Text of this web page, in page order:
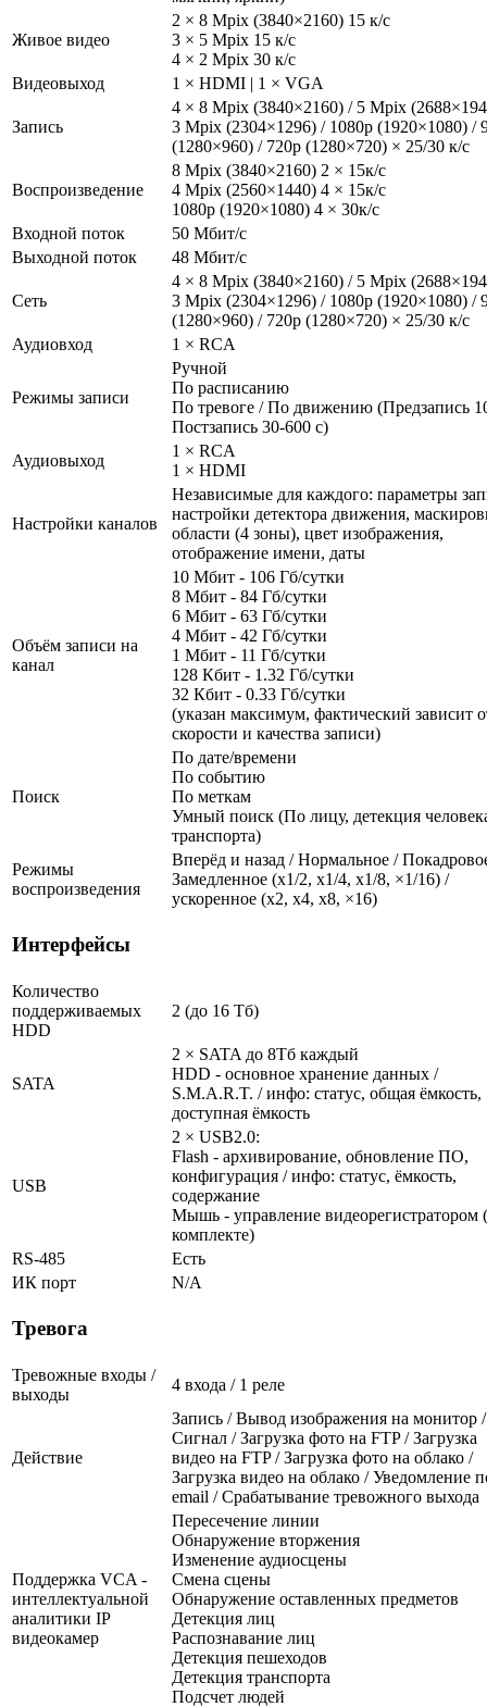
Живое видео
2 × 8 Mpix (3840×2160) 15 к/с
3 × 5 Mpix 15 к/с
4 × 2 Mpix 30 к/с
Видеовыход
1 × HDMI | 1 × VGA
Запись
4 × 8 Mpix (3840×2160) / 5 Mpix
3 Mpix (2304×1296) / 1080p (1920×1080) /
(1280×960) / 720p (1280×720) × 25/30 к/с
Воспроизведение
8 Mpix (3840×2160) 2 × 15к/с
4 Mpix (2560×1440) 4 × 15к/с
1080р (1920×1080) 4 × 30к/с
Входной поток
50 Мбит/с
Выходной поток
48 Мбит/с
Сеть
4 × 8 Mpix (3840×2160) / 5 Mpix
3 Mpix (2304×1296) / 1080p (1920×1080) /
(1280×960) / 720p (1280×720) × 25/30 к/с
Аудиовход
1 × RCA
Режимы записи
Ручной
По расписанию
По тревоге / По движению (Предзапись
Постзапись 30-600 с)
Аудиовыход
1 × RCA
1 × HDMI
Настройки каналов
Независимые для каждого: параметры
настройки детектора движения,
области (4 зоны), цвет изображения,
отображение имени, даты
Объём записи на
канал
10 Мбит - 106 Гб/сутки
8 Мбит - 84 Гб/сутки
6 Мбит - 63 Гб/сутки
4 Мбит - 42 Гб/сутки
1 Мбит - 11 Гб/сутки
128 Кбит - 1.32 Гб/сутки
32 Кбит - 0.33 Гб/сутки
(указан максимум, фактический зависит
скорости и качества записи)
Поиск
По дате/времени
По событию
По меткам
Умный поиск (По лицу, детекция
транспорта)
Режимы
воспроизведения
Вперёд и назад / Нормальное /
Замедленное (х1/2, х1/4, х1/8, ×1/16) /
ускоренное (х2, х4, х8, ×16)
Интерфейсы
Количество
поддерживаемых
HDD
2 (до 16 Тб)
SATA
2 × SATA до 8Тб каждый
HDD - основное хранение данных /
S.M.A.R.T. / инфо: статус, общая ёмкость,
доступная ёмкость
USB
2 × USB2.0:
Flash - архивирование, обновление ПО,
конфигурация / инфо: статус, ёмкость,
содержание
Мышь - управление видеорегистратором
комплекте)
RS-485
Есть
ИК порт
N/A
Тревога
Тревожные входы /
выходы
4 входа / 1 реле
Действие
Запись / Вывод изображения на монитор /
Сигнал / Загрузка фото на FTP / Загрузка
видео на FTP / Загрузка фото на облако /
Загрузка видео на облако / Уведомление
email / Срабатывание тревожного выхода
Поддержка VCA -
интеллектуальной
аналитики IP
видеокамер
Пересечение линии
Обнаружение вторжения
Изменение аудиосцены
Смена сцены
Обнаружение оставленных предметов
Детекция лиц
Распознавание лиц
Детекция пешеходов
Детекция транспорта
Подсчет людей